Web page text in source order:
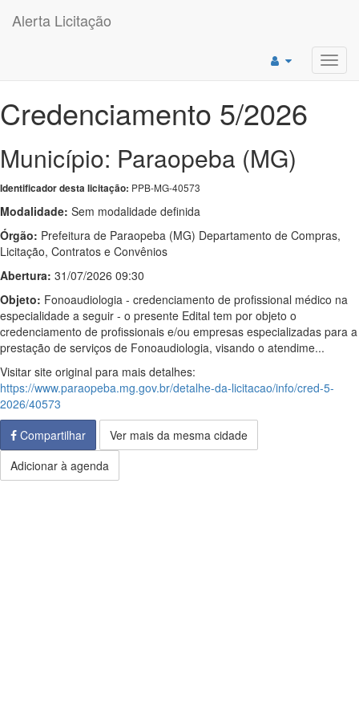
Alerta Licitação
Credenciamento 5/2026
Município: Paraopeba (MG)
Identificador desta licitação: PPB-MG-40573
Modalidade: Sem modalidade definida
Órgão: Prefeitura de Paraopeba (MG) Departamento de Compras,
Licitação, Contratos e Convênios
Abertura: 31/07/2026 09:30
Objeto: Fonoaudiologia - credenciamento de profissional médico na
especialidade a seguir - o presente Edital tem por objeto o
credenciamento de profissionais e/ou empresas especializadas para a
prestação de serviços de Fonoaudiologia, visando o atendime...
Visitar site original para mais detalhes:
https://www.paraopeba.mg.gov.br/detalhe-da-licitacao/info/cred-5-
2026/40573
Compartilhar
Ver mais da mesma cidade
Adicionar à agenda